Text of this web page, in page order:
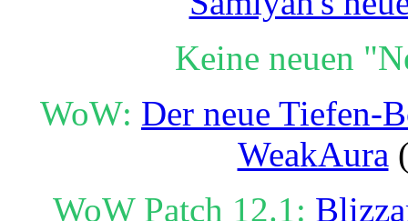
Keine neuen
WoW: Der neue Tiefen-
WeakAura
WoW Patch 12.1: